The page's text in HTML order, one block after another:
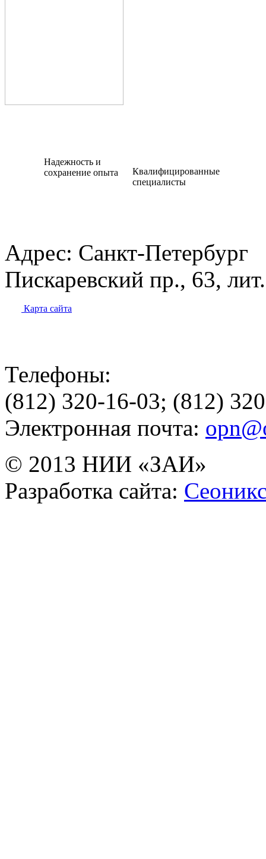
Надежность и
сохранение опыта
Квалифицированные
специалисты
Адрес: Санкт-Петербург
Пискаревский пр., 63,
Карта сайта
Телефоны:
(812) 320-16-03; (812)
Электронная почта:
© 2013 НИИ «ЗАИ»
Разработка сайта: